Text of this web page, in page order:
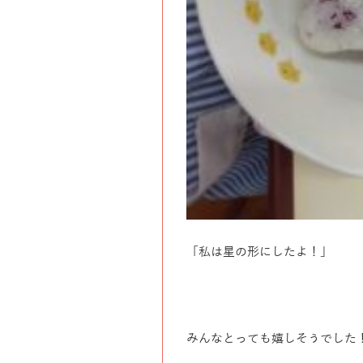
「私は星の形にしたよ！」
みんなとっても嬉しそうでした